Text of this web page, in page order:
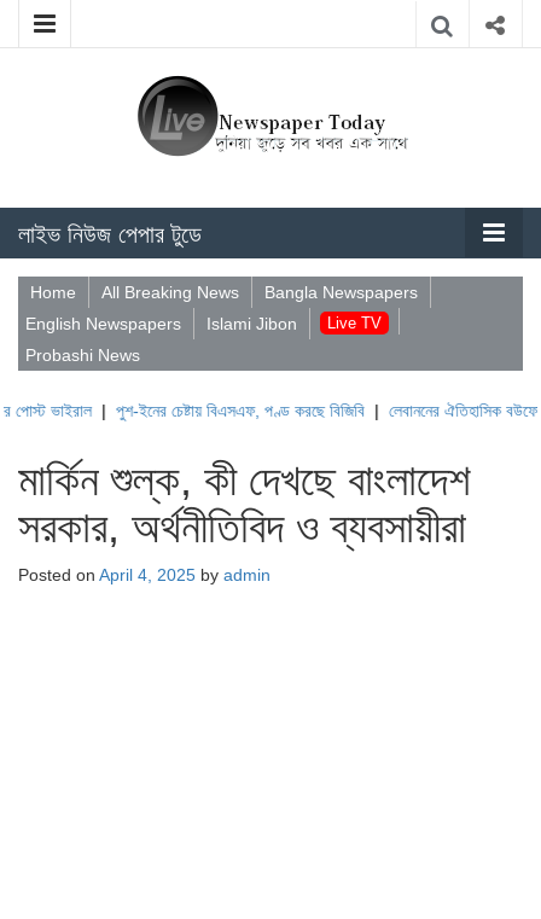
লাইভ নিউজ পেপার টুডে
Home All Breaking News
Bangla Newspapers
English Newspapers
Islami Jibon Live TV
Probashi News
|পুশ-ইনের চেষ্টায় বিএসএফ, পণ্ড করছে বিজিবি|লেবাননের ঐতিহাসিক বউফোর্ট দুর্গ দখল
মার্কিন শুল্ক, কী দেখছে বাংলাদেশ
সরকার, অর্থনীতিবিদ ও ব্যবসায়ীরা
Posted on April 4, 2025 by admin